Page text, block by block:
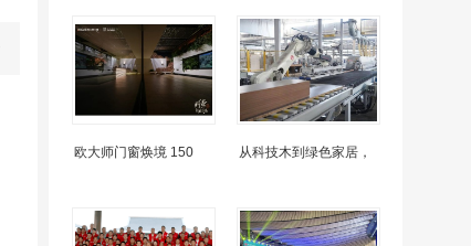
欧大师门窗焕境 150 从科技木到绿色家居，